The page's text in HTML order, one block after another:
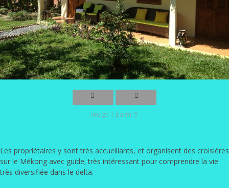
Image 1 parmi 5
Les propriétaires y sont très accueillants, et organisent des croisières
sur le Mékong avec guide; très intéressant pour comprendre la vie
très diversifiée dans le delta.